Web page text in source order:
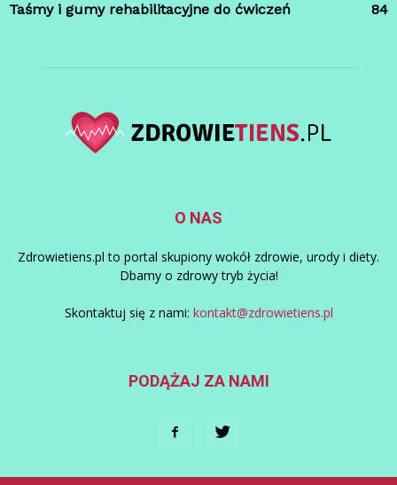
Taśmy i gumy rehabilitacyjne do ćwiczeń
84
O NAS
Zdrowietiens.pl to portal skupiony wokół zdrowie, urody i diety.
Dbamy o zdrowy tryb życia!
Skontaktuj się z nami: kontakt@zdrowietiens.pl
PODĄŻAJ ZA NAMI